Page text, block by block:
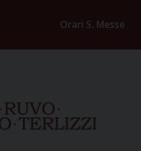
Orari S. Messe